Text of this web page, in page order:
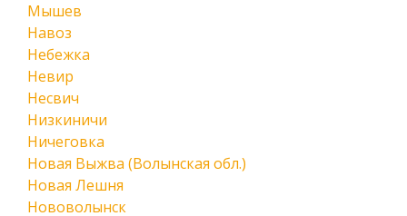
Мышев
Навоз
Небежка
Невир
Несвич
Низкиничи
Ничеговка
Новая Выжва (Волынская обл.)
Новая Лешня
Нововолынск